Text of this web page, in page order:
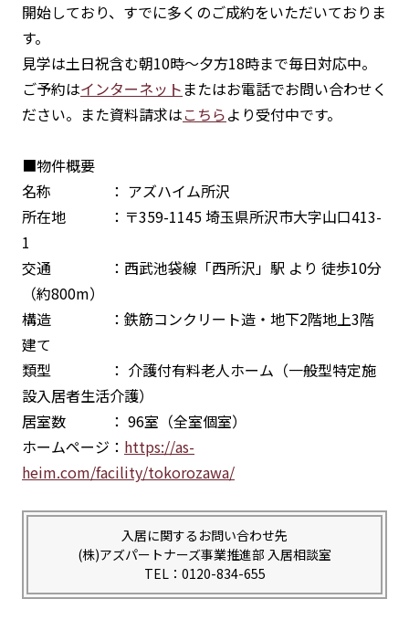
開始しており、すでに多くのご成約をいただいておりま
す。
見学は土日祝含む朝10時～夕方18時まで毎日対応中。
ご予約はインターネット またはお電話でお問い合わせく
ださい。また資料請求はこちらより受付中です。
■物件概要
名称 ： アズハイム所沢
所在地 ：〒359-1145 埼玉県所沢市大字山口413-
1
交通 ：西武池袋線「西所沢」駅 より 徒歩10分
（約800m）
構造 ：鉄筋コンクリート造・地下2階地上3階
建て
類型 ： 介護付有料老人ホーム（一般型特定施
設入居者生活介護）
居室数 ： 96室（全室個室）
ホームページ： https://as-
heim.com/facility/tokorozawa/
入居に関するお問い合わせ先
(株)アズパートナーズ事業推進部 入居相談室
TEL：0120-834-655